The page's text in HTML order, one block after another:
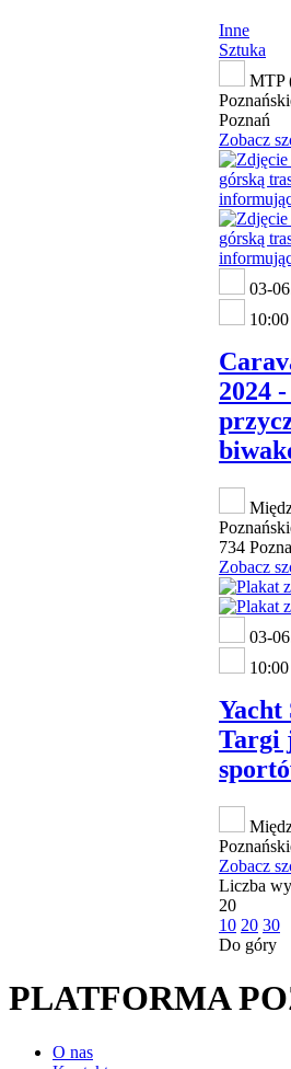
Inne
Sztuka
MTP
Poznań
Zobacz
03-
10:00
2024
734
Zobacz
03-
10:00
Yacht
Targi
Zobacz
Liczba
20
10 20 30
Do góry
PLATFORMA
O nas